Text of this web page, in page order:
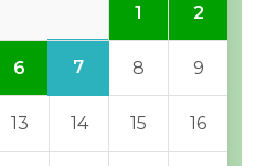
1 2
6 7 8 9
13 14 15 16